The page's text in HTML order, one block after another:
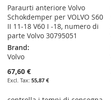
Paraurti anteriore Volvo
Schokdemper per VOLVO S60
II 11-18 V60 I -18, numero di
parte Volvo 30795051
Brand:
Volvo
67,60 €
55,87 €